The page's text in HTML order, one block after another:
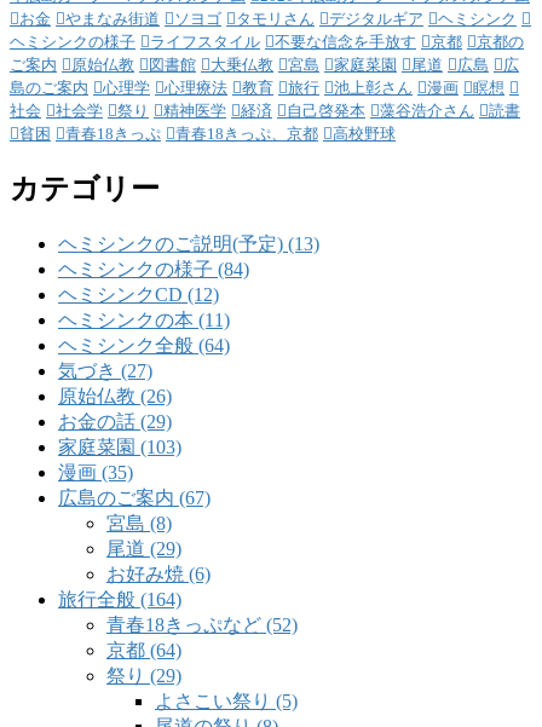
お金
やまなみ街道 ソヨゴ タモリさん デジタルギア
ヘミシンク
ヘミシンクの様子
ライフスタイル 不要な信念を手放す 京都
京都の
ご案内
原始仏教 図書館 大乗仏教 宮島 家庭菜園 尾道 広島
広
島のご案内
心理学 心理療法 教育 旅行 池上彰さん 漫画
瞑想
社会
社会学 祭り 精神医学 経済 自己啓発本 藻谷浩介さん
読書
貧困
青春18きっぷ 青春18きっぷ、京都 高校野球
カテゴリー
ヘミシンクのご説明(予定) (13)
ヘミシンクの様子 (84)
ヘミシンクCD (12)
ヘミシンクの本 (11)
ヘミシンク全般 (64)
気づき (27)
原始仏教 (26)
お金の話 (29)
家庭菜園 (103)
漫画 (35)
広島のご案内 (67)
宮島 (8)
尾道 (29)
お好み焼 (6)
旅行全般 (164)
青春18きっぷなど (52)
京都 (64)
祭り (29)
よさこい祭り (5)